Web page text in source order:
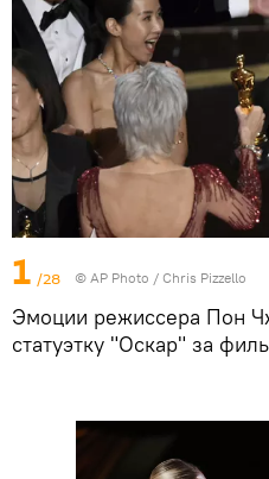
1 /28 © AP Photo / Chris Pizzello
Эмоции режиссера Пон
статуэтку "Оскар" за